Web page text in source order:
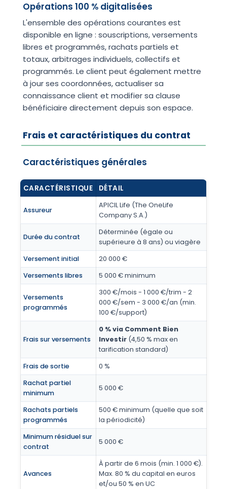
Opérations 100 % digitalisées
L'ensemble des opérations courantes est
disponible en ligne : souscriptions, versements
libres et programmés, rachats partiels et
totaux, arbitrages individuels, collectifs et
programmés. Le client peut également mettre
à jour ses coordonnées, actualiser sa
connaissance client et modifier sa clause
bénéficiaire directement depuis son espace.
Frais et caractéristiques du contrat
Caractéristiques générales
CARACTÉRISTIQUE DÉTAIL
Assureur
APICIL Life (The OneLife
Company S.A.)
Durée du contrat
Déterminée (égale ou
supérieure à 8 ans) ou viagère
Versement initial
20 000 €
Versements libres
5 000 € minimum
Versements
programmés
300 €/mois - 1 000 €/trim - 2
000 €/sem - 3 000 €/an (min.
100 €/support)
Frais sur versements
0 % via Comment Bien
Investir(4,50 % max en
tarification standard)
Frais de sortie
0 %
Rachat partiel
minimum
5 000 €
Rachats partiels
programmés
500 € minimum (quelle que soit
la périodicité)
Minimum résiduel sur
contrat
5 000 €
Avances
À partir de 6 mois (min. 1 000 €).
Max. 80 % du capital en euros
et/ou 50 % en UC